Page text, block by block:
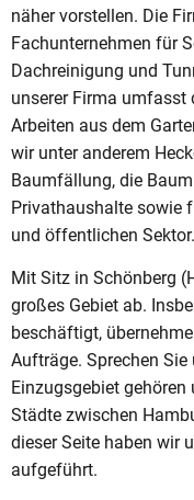
näher vorstellen. Die
Fachunternehmen für
Dachreinigung und
unserer Firma umfasst
Arbeiten aus dem
wir unter anderem
Baumfällung, die
Privathaushalte sowie
und öffentlichen Sektor.
Mit Sitz in Schönberg
großes Gebiet ab.
beschäftigt,
Aufträge. Sprechen
Einzugsgebiet gehören
Städte zwischen
dieser Seite haben wir
aufgeführt.